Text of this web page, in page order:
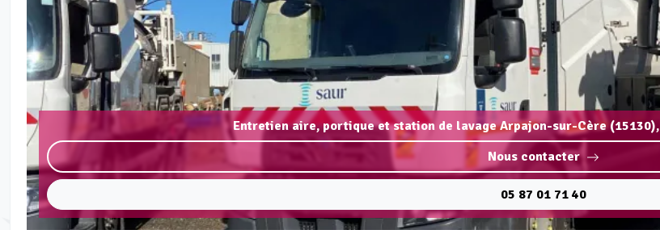
Entretien aire, portique et station de lavage Arpajon-sur-Cère (15130),
Nous contacter
05 87 01 71 40